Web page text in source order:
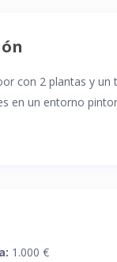
con 2 plantas y
en un entorno
1.000 €